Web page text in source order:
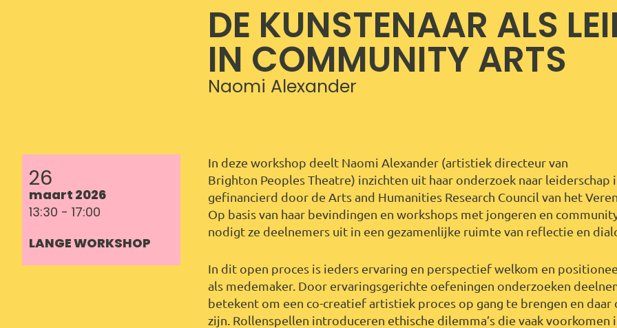
DE KUNSTENAAR ALS
IN COMMUNITY ARTS
Naomi Alexander
26
maart 2026
13:30 - 17:00
LANGE WORKSHOP
In deze workshop deelt Naomi Alexander (artistiek directeur van
Brighton Peoples Theatre) inzichten uit haar onderzoek naar leiderschap
gefinancierd door de Arts and Humanities Research Council van het
Op basis van haar bevindingen en workshops met jongeren en
nodigt ze deelnemers uit in een gezamenlijke ruimte van reflectie en
In dit open proces is ieders ervaring en perspectief welkom en
als medemaker. Door ervaringsgerichte oefeningen onderzoeken
betekent om een co-creatief artistiek proces op gang te brengen en daar
zijn. Rollenspellen introduceren ethische dilemma’s die vaak voorkomen